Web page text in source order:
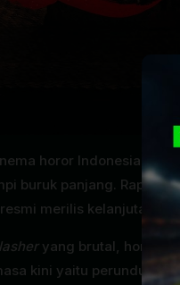
horor Indonesia,
buruk panjang. Rapi
merilis kelanjutan
yang brutal, horor
kini yaitu